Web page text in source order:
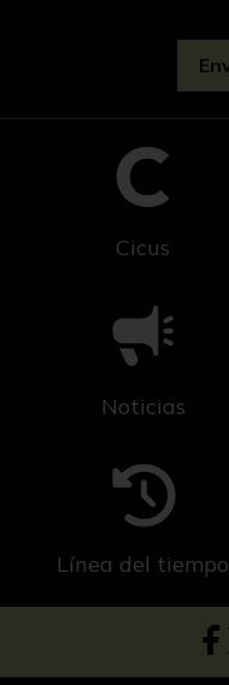
Cicus
Noticias
Línea del tiempo